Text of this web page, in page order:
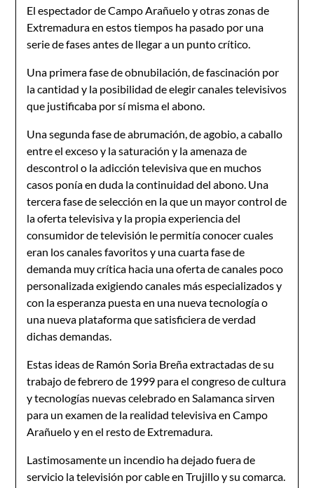
El espectador de Campo Arañuelo y otras zonas de
Extremadura en estos tiempos ha pasado por una
serie de fases antes de llegar a un punto crítico.
Una primera fase de obnubilación, de fascinación por
la cantidad y la posibilidad de elegir canales televisivos
que justificaba por sí misma el abono.
Una segunda fase de abrumación, de agobio, a caballo
entre el exceso y la saturación y la amenaza de
descontrol o la adicción televisiva que en muchos
casos ponía en duda la continuidad del abono. Una
tercera fase de selección en la que un mayor control de
la oferta televisiva y la propia experiencia del
consumidor de televisión le permitía conocer cuales
eran los canales favoritos y una cuarta fase de
demanda muy crítica hacia una oferta de canales poco
personalizada exigiendo canales más especializados y
con la esperanza puesta en una nueva tecnología o
una nueva plataforma que satisficiera de verdad
dichas demandas.
Estas ideas de Ramón Soria Breña extractadas de su
trabajo de febrero de 1999 para el congreso de cultura
y tecnologías nuevas celebrado en Salamanca sirven
para un examen de la realidad televisiva en Campo
Arañuelo y en el resto de Extremadura.
Lastimosamente un incendio ha dejado fuera de
servicio la televisión por cable en Trujillo y su comarca.